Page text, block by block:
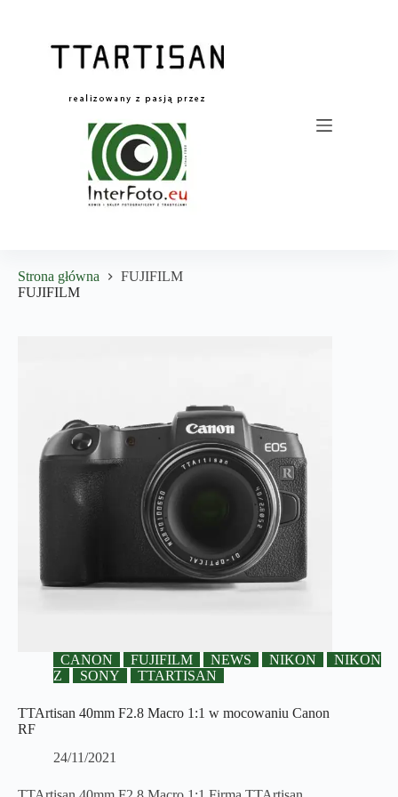
Strona główna
FUJIFILM
FUJIFILM
CANON FUJIFILM NEWS NIKON
NIKON
Z
SONY TTARTISAN
TTArtisan 40mm F2.8 Macro 1:1 w mocowaniu Canon
RF
24/11/2021